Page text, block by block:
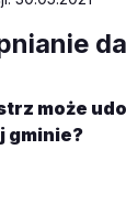
może
gminie?